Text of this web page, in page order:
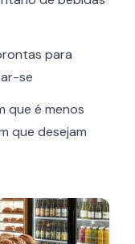
para
se
que é menos
que desejam